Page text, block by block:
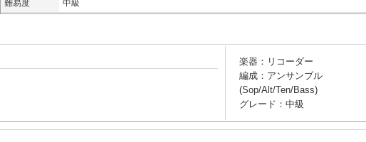
難易度
中級
楽器：リコーダー
編成：アンサンブル
(Sop/Alt/Ten/Bass)
グレード：中級